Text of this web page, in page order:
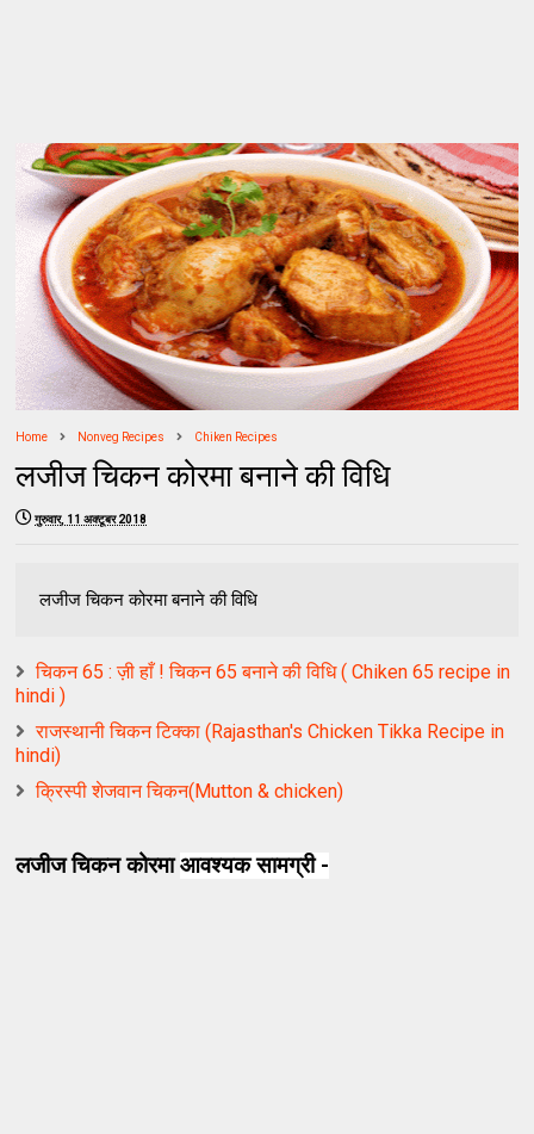
Home Nonveg Recipes Chiken Recipes
लजीज चिकन कोरमा बनाने की विधि
गुरुवार, 11 अक्टूबर 2018
लजीज चिकन कोरमा बनाने की विधि
चिकन 65 : ज़ी हाँ ! चिकन 65 बनाने की विधि ( Chiken 65 recipe in
hindi )
राजस्थानी चिकन टिक्का (Rajasthan's Chicken Tikka Recipe in
hindi)
क्रिस्पी शेजवान चिकन(Mutton & chicken)
लजीज चिकन कोरमाआवश्यक सामग्री -